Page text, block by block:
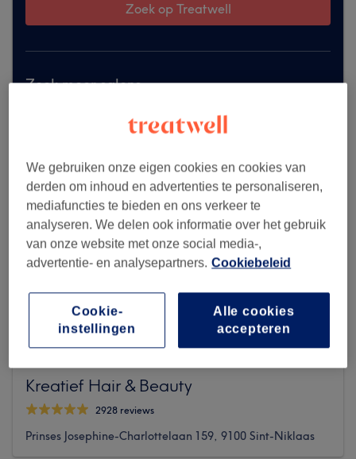
Zoek op Treatwell
Zoek meer salons
Kreatief Hair & Beauty
2928 reviews
Prinses Josephine-Charlottelaan 159, 9100 Sint-Niklaas
We gebruiken onze eigen cookies en cookies van
derden om inhoud en advertenties te personaliseren,
mediafuncties te bieden en ons verkeer te
analyseren. We delen ook informatie over het gebruik
van onze website met onze social media-,
advertentie- en analysepartners. Cookiebeleid
Alle cookies
accepteren
Cookie-
instellingen